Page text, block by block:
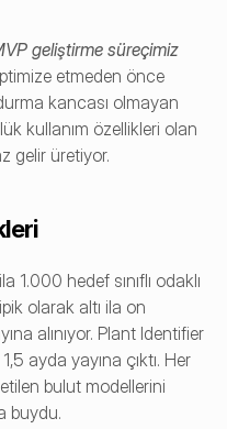
geliştirme süreçimiz
etmeden önce
kancası olmayan
kullanım özellikleri olan
gelir üretiyor.
1.000 hedef sınıflı odaklı
olarak altı ila on
alınıyor. Plant Identifier
ayda yayına çıktı. Her
bulut modellerini
buydu.